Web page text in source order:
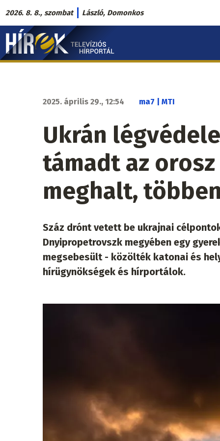
Ugrás
a
tartalomra
2026. 8. 8., szombat László, Domonkos
Hírek.sk
fő
2025. április 29., 12:54 ma7 | MTI
Ukrán
támadt az
meghalt,
Száz drónt vetett be ukrajnai
Dnyipropetrovszk megyében egy
megsebesült - közölték katonai és
hírügynökségek és hírportálok.